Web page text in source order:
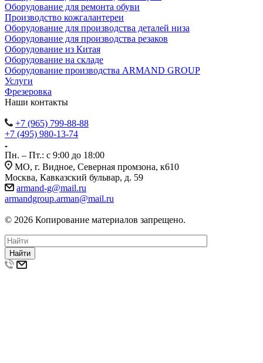
Оборудование для ремонта обуви
Производство кожгалантереи
Оборудование для производства деталей низа
Оборудование для производства резаков
Оборудование из Китая
Оборудование на складе
Оборудование производства ARMAND GROUP
Услуги
Фрезеровка
Наши контакты
+7 (965) 799-88-88
+7 (495) 980-13-74
Пн. – Пт.: с 9:00 до 18:00
МО, г. Видное, Северная промзона, к610
Москва, Кавказский бульвар, д. 59
armand-g@mail.ru
armandgroup.arman@mail.ru
© 2026 Копирование материалов запрещено.
Найти